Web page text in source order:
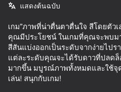
แสดงต้นฉบับ
เกม"ภาพที่น่าตื่นตาตื่นใจ สีโดยตัว
คุณมีประโยชน์ ในเกมที่คุณจะพบม
สีสันแบ่งออกเป็นระดับจากง่ายไป
แต่ละระดับคุณจะได้รับดาวที่ปลด
มากขึ้น มบูรณ์ภาพทั้งหมดและใช้จุ
เล่น! สนุกกับเกม!